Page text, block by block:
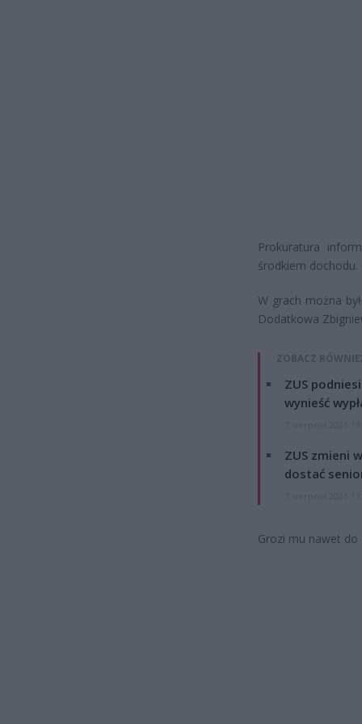
Prokuratura
środkiem dochodu.
W grach można
Dodatkowa
ZOBACZ
ZUS
wynieść
ZUS zmieni
dostać
Grozi mu nawet